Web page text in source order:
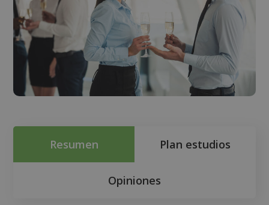
Resumen Plan estudios
Opiniones